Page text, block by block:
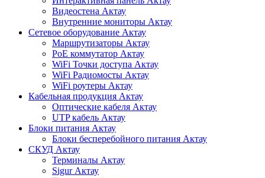
Видеостена Актау
Внутренние мониторы Актау
Сетевое оборудование Актау
Маршрутизаторы Актау
PoE коммутатор Актау
WiFi Точки доступа Актау
WiFi Радиомосты Актау
WiFi роутеры Актау
Кабельная продукция Актау
Оптические кабеля Актау
UTP кабель Актау
Блоки питания Актау
Блоки бесперебойного питания Актау
СКУД Актау
Терминалы Актау
Sigur Актау